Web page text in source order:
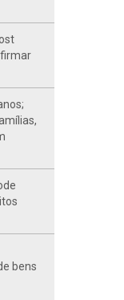
bens